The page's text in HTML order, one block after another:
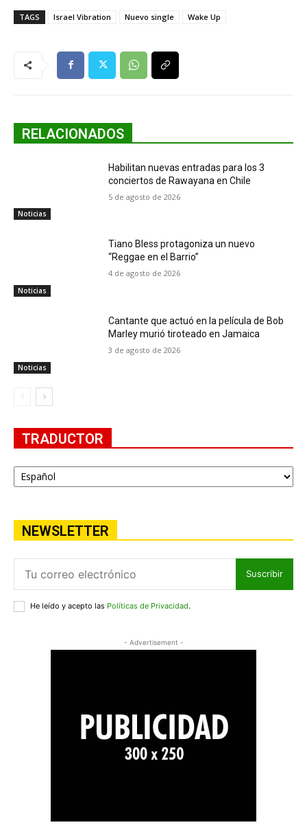
TAGS Israel Vibration Nuevo single Wake Up
RELACIONADOS
Noticias
Habilitan nuevas entradas para los 3
conciertos de Rawayana en Chile
5 de agosto de 2026
Noticias
Tiano Bless protagoniza un nuevo
“Reggae en el Barrio”
4 de agosto de 2026
Noticias
Cantante que actuó en la película de Bob
Marley murió tiroteado en Jamaica
3 de agosto de 2026
TRADUCTOR
NEWSLETTER
Suscribir
He leído y acepto las Políticas de Privacidad.
- Advertisement -